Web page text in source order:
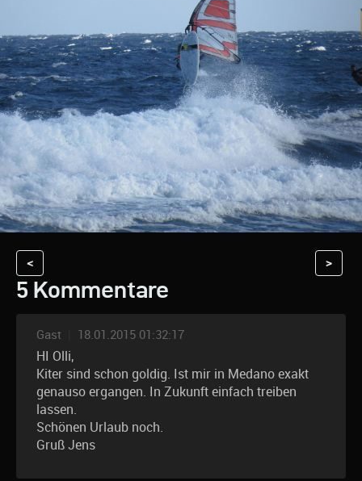
< >
5 Kommentare
Gast 18.01.2015 01:32:17
HI Olli,
Kiter sind schon goldig. Ist mir in Medano exakt
genauso ergangen. In Zukunft einfach treiben
lassen.
Schönen Urlaub noch.
Gruß Jens